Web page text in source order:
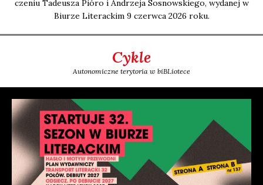
cze­niu Tade­usza Pió­ro i Andrze­ja Sosnow­skie­go, wyda­nej w
Biu­rze Lite­rac­kim 9 czerw­ca 2026 roku.
Cykle
Autonomiczne terytoria w biBLiotece